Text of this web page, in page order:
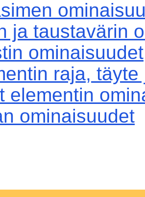
ja taustavärin
ominaisuudet
raja,
elementin
ominaisuudet